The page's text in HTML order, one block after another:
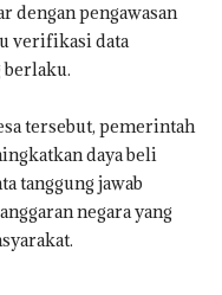
dengan pengawasan
verifikasi data
berlaku.
tersebut, pemerintah
daya beli
tanggung jawab
negara yang